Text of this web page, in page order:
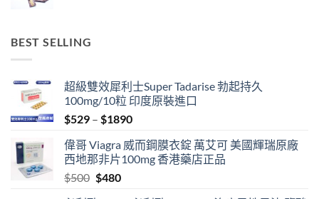
BEST SELLING
超級雙效犀利士Super Tadarise 勃起持久
100mg/10粒 印度原裝進口
$529 – $1890Price
$529
through
偉哥 Viagra 威而鋼膜衣錠 萬艾可 美國輝瑞原廠
西地那非片100mg 香港藥店正品
$500 Original
$480Current